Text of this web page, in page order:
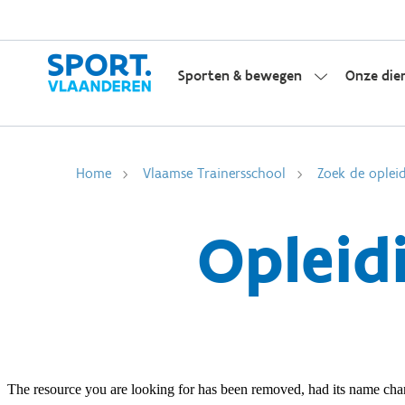
Sporten & bewegen Onze
Home Vlaamse Trainersschool Zoek de